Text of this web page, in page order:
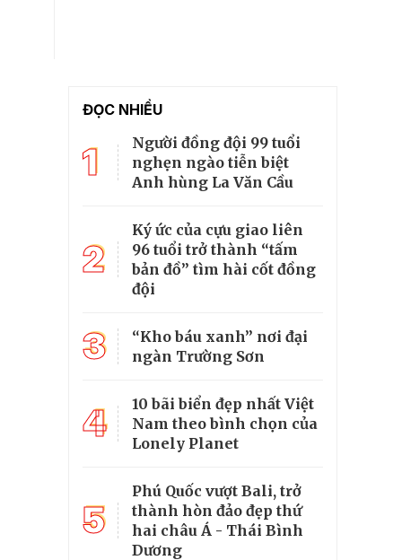
ĐỌC NHIỀU
1
Người đồng đội 99 tuổi
nghẹn ngào tiễn biệt
Anh hùng La Văn Cầu
2
Ký ức của cựu giao liên
96 tuổi trở thành “tấm
bản đồ” tìm hài cốt đồng
đội
3
“Kho báu xanh” nơi đại
ngàn Trường Sơn
4
10 bãi biển đẹp nhất Việt
Nam theo bình chọn của
Lonely Planet
5
Phú Quốc vượt Bali, trở
thành hòn đảo đẹp thứ
hai châu Á - Thái Bình
Dương